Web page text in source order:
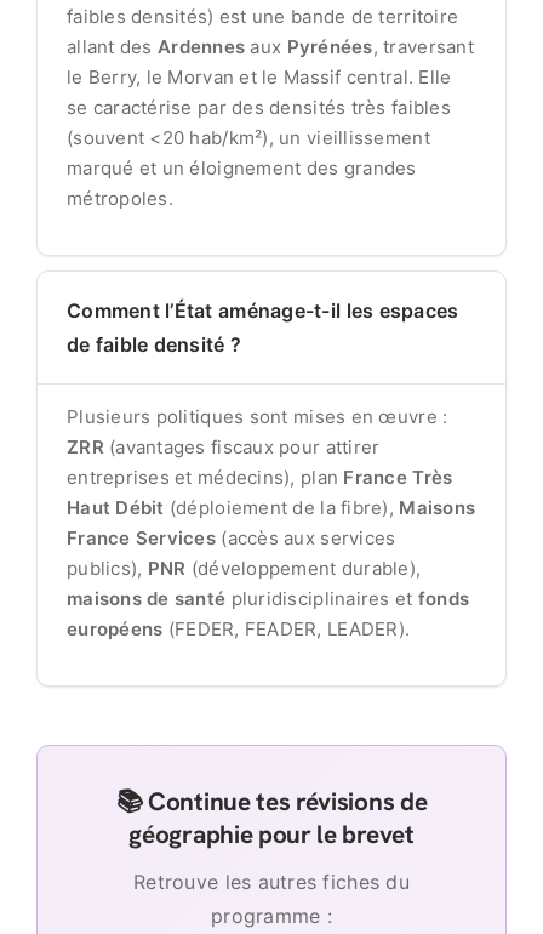
faibles densités) est une bande de territoire
allant des Ardennes aux Pyrénées, traversant
le Berry, le Morvan et le Massif central. Elle
se caractérise par des densités très faibles
(souvent <20 hab/km²), un vieillissement
marqué et un éloignement des grandes
métropoles.
Comment l’État aménage-t-il les espaces
de faible densité ?
Plusieurs politiques sont mises en œuvre :
ZRR (avantages fiscaux pour attirer
entreprises et médecins), plan France Très
Haut Débit (déploiement de la fibre), Maisons
France Services (accès aux services
publics), PNR (développement durable),
maisons de santé pluridisciplinaires et fonds
européens (FEDER, FEADER, LEADER).
📚 Continue tes révisions de
géographie pour le brevet
Retrouve les autres fiches du
programme :